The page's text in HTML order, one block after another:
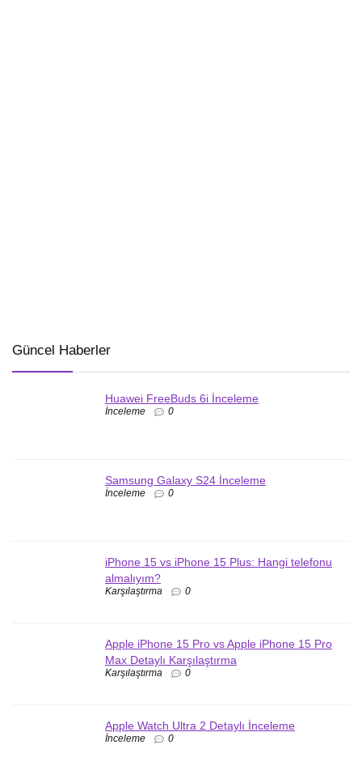
Güncel Haberler
Huawei FreeBuds 6i İnceleme
İnceleme 0
Samsung Galaxy S24 İnceleme
İnceleme 0
iPhone 15 vs iPhone 15 Plus: Hangi telefonu
almalıyım?
Karşılaştırma 0
Apple iPhone 15 Pro vs Apple iPhone 15 Pro
Max Detaylı Karşılaştırma
Karşılaştırma 0
Apple Watch Ultra 2 Detaylı İnceleme
İnceleme 0